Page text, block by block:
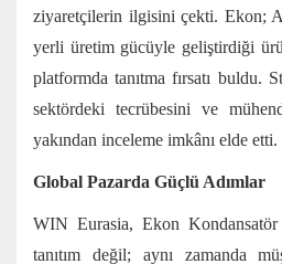
ziyaretçilerin ilgisini çekti. Ekon;
yerli üretim gücüyle geliştirdiği
platformda tanıtma fırsatı buldu.
sektördeki tecrübesini ve
yakından inceleme imkânı elde etti.
Global Pazarda Güçlü Adımlar
WIN Eurasia, Ekon
tanıtım değil; aynı zamanda